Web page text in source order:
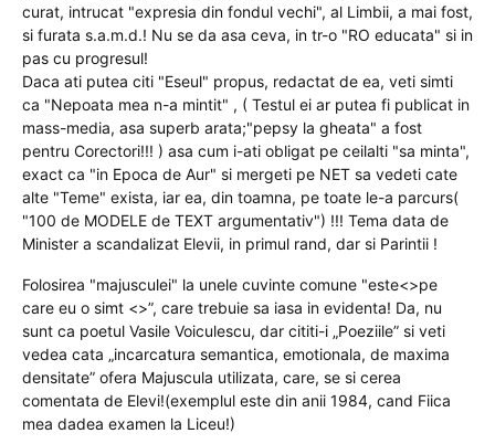
curat, intrucat "expresia din fondul vechi", al Limbii, a mai fost,
si furata s.a.m.d.! Nu se da asa ceva, in tr-o "RO educata" si in
pas cu progresul!
Daca ati putea citi "Eseul" propus, redactat de ea, veti simti
ca "Nepoata mea n-a mintit" , ( Testul ei ar putea fi publicat in
mass-media, asa superb arata;"pepsy la gheata" a fost
pentru Corectori!!! ) asa cum i-ati obligat pe ceilalti "sa minta",
exact ca "in Epoca de Aur" si mergeti pe NET sa vedeti cate
alte "Teme" exista, iar ea, din toamna, pe toate le-a parcurs(
"100 de MODELE de TEXT argumentativ") !!! Tema data de
Minister a scandalizat Elevii, in primul rand, dar si Parintii !
Folosirea "majusculei" la unele cuvinte comune "este<>pe
care eu o simt <>”, care trebuie sa iasa in evidenta! Da, nu
sunt ca poetul Vasile Voiculescu, dar cititi-i „Poeziile” si veti
vedea cata „incarcatura semantica, emotionala, de maxima
densitate” ofera Majuscula utilizata, care, se si cerea
comentata de Elevi!(exemplul este din anii 1984, cand Fiica
mea dadea examen la Liceu!)